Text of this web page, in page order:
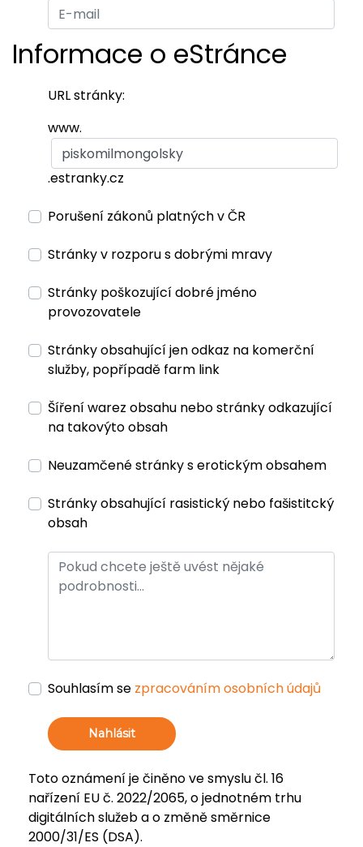
Informace o eStránce
URL stránky:
www.
.estranky.cz
Porušení zákonů platných v ČR
Stránky v rozporu s dobrými mravy
Stránky poškozující dobré jméno
provozovatele
Stránky obsahující jen odkaz na komerční
služby, popřípadě farm link
Šíření warez obsahu nebo stránky odkazující
na takovýto obsah
Neuzamčené stránky s erotickým obsahem
Stránky obsahující rasistický nebo fašistitcký
obsah
Souhlasím se zpracováním osobních údajů
Nahlásit
Toto oznámení je činěno ve smyslu čl. 16
nařízení EU č. 2022/2065, o jednotném trhu
digitálních služeb a o změně směrnice
2000/31/ES (DSA).